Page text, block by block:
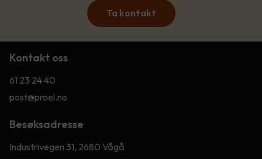
Ta kontakt
Kontakt oss
61 23 24 40
post@proel.no
Besøksadresse
Industrivegen 31, 2680 Vågå